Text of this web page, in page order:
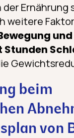
Ernährung
weitere
Stunden
beim
von